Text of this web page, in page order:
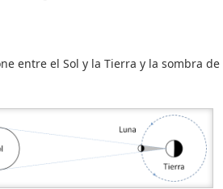
entre el Sol y la Tierra y la sombra